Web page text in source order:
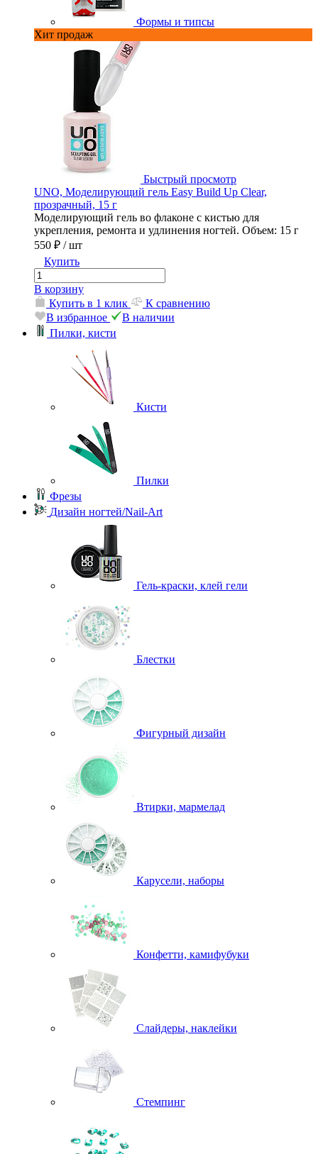
Формы и типсы
Хит продаж
Быстрый просмотр
UNO, Моделирующий гель Easy Build Up Clear,
прозрачный, 15 г
Моделирующий гель во флаконе с кистью для
укрепления, ремонта и удлинения ногтей. Объем: 15 г
550 ₽ / шт
Купить
В корзину
Купить в 1 клик
К сравнению
В избранное
В наличии
Пилки, кисти
Кисти
Пилки
Фрезы
Дизайн ногтей/Nail-Art
Гель-краски, клей гели
Блестки
Фигурный дизайн
Втирки, мармелад
Карусели, наборы
Конфетти, камифубуки
Слайдеры, наклейки
Стемпинг